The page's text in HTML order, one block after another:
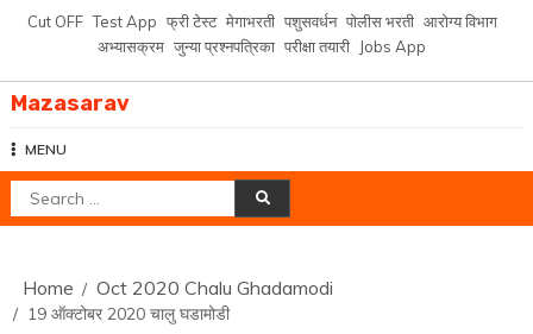
SkipCut OFF Test App फ्री टेस्ट मेगाभरती पशुसवर्धन पोलीस भरती आरोग्य विभाग
अभ्यासक्रम जुन्या प्रश्नपत्रिका परीक्षा तयारी Jobs App
Mazasarav
MENU
Search
for:
Home Oct 2020 Chalu Ghadamodi
19 ऑक्टोबर 2020 चालु घडामोडी